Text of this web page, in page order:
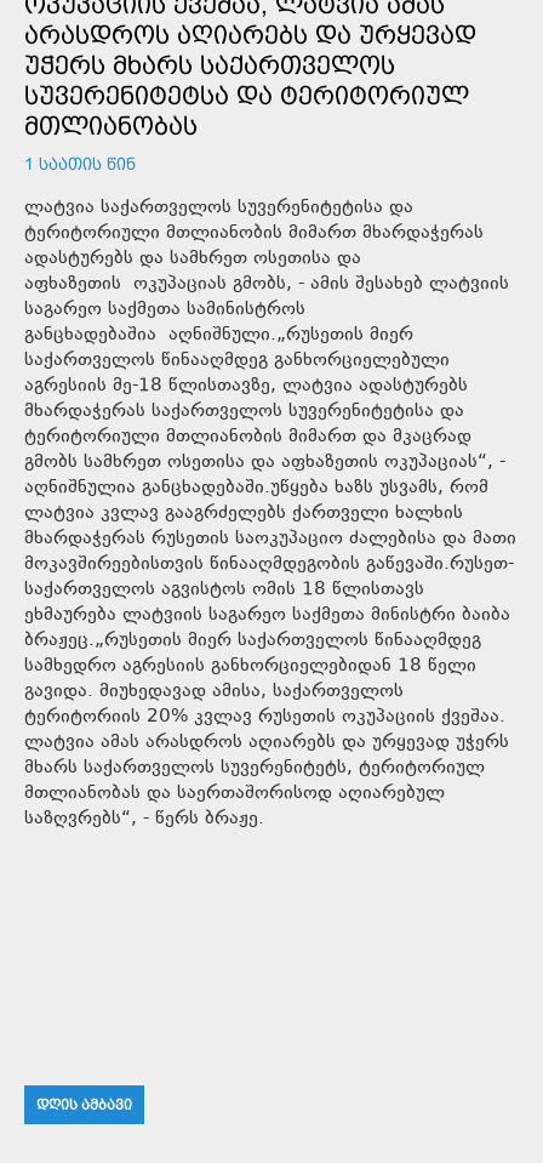
ᲐᲠᲐᲡᲓᲠᲝᲡ ᲐᲦᲘᲐᲠᲔᲑᲡ ᲓᲐ ᲣᲠᲧᲔᲕᲐᲓ
ᲣᲭᲔᲠᲡ ᲛᲮᲐᲠᲡ ᲡᲐᲥᲐᲠᲗᲕᲔᲚᲝᲡ
ᲡᲣᲕᲔᲠᲔᲜᲘᲢᲔᲢᲡᲐ ᲓᲐ ᲢᲔᲠᲘᲢᲝᲠᲘᲣᲚ
ᲛᲗᲚᲘᲐᲜᲝᲑᲐᲡ
1 ᲡᲐᲐᲗᲘᲡ ᲬᲘᲜ
ლატვია საქართველოს სუვერენიტეტისა და
ტერიტორიული მთლიანობის მიმართ მხარდაჭერას
ადასტურებს და სამხრეთ ოსეთისა და
აფხაზეთის ოკუპაციას გმობს, - ამის შესახებ ლატვიის
საგარეო საქმეთა სამინისტროს
განცხადებაშია აღნიშნული.„რუსეთის მიერ
საქართველოს წინააღმდეგ განხორციელებული
აგრესიის მე-18 წლისთავზე, ლატვია ადასტურებს
მხარდაჭერას საქართველოს სუვერენიტეტისა და
ტერიტორიული მთლიანობის მიმართ და მკაცრად
გმობს სამხრეთ ოსეთისა და აფხაზეთის ოკუპაციას“, -
აღნიშნულია განცხადებაში.უწყება ხაზს უსვამს, რომ
ლატვია კვლავ გააგრძელებს ქართველი ხალხის
მხარდაჭერას რუსეთის საოკუპაციო ძალებისა და მათი
მოკავშირეებისთვის წინააღმდეგობის გაწევაში.რუსეთ-
საქართველოს აგვისტოს ომის 18 წლისთავს
ეხმაურება ლატვიის საგარეო საქმეთა მინისტრი ბაიბა
ბრაჟეც.„რუსეთის მიერ საქართველოს წინააღმდეგ
სამხედრო აგრესიის განხორციელებიდან 18 წელი
გავიდა. მიუხედავად ამისა, საქართველოს
ტერიტორიის 20% კვლავ რუსეთის ოკუპაციის ქვეშაა.
ლატვია ამას არასდროს აღიარებს და ურყევად უჭერს
მხარს საქართველოს სუვერენიტეტს, ტერიტორიულ
მთლიანობას და საერთაშორისოდ აღიარებულ
საზღვრებს“, - წერს ბრაჟე.
ᲓᲦᲘᲡ ᲐᲛᲑᲐᲕᲘ